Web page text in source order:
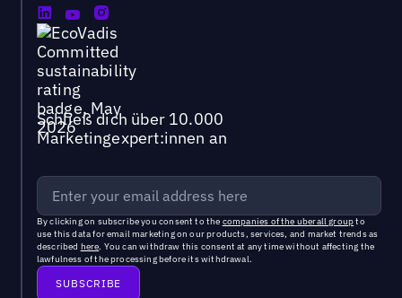
Schließ dich über 10.000
Marketingexpert:innen an
By clicking on subscribe you consent to the companies of the uberall groupto
use this data for email marketing on our products, services, and market trends as
described here. You can withdraw this consent at any time without affecting the
lawfulness of the processing before its withdrawal.